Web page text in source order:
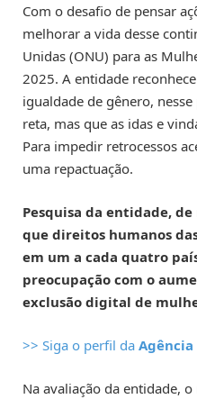
Com o desafio de pensar
melhorar a vida desse
Unidas (ONU) para as
2025. A entidade
igualdade de gênero,
reta, mas que as idas e
Para impedir retrocessos
uma repactuação.
Pesquisa da entidade,
que direitos humanos
em um a cada quatro
preocupação com o
exclusão digital de
>> Siga o perfil da Agência
Na avaliação da entidade,